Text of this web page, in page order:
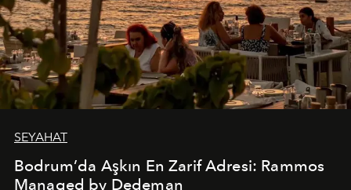
SEYAHAT
Bodrum’da Aşkın En Zarif Adresi: Rammos
Managed by Dedeman